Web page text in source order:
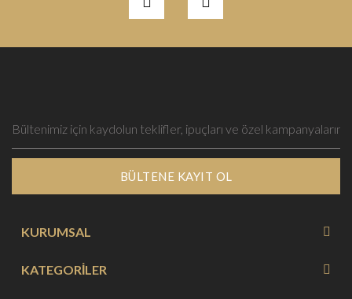
BÜLTENE KAYIT OL
KURUMSAL
KATEGORİLER